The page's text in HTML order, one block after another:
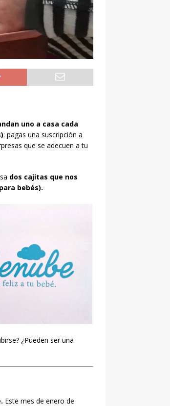
uno a casa cada
: pagas una suscripción a
que se adecuen a tu
dos cajitas que nos
bebés).
¿Pueden ser una
Este mes de enero de